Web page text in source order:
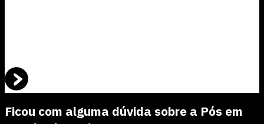
Ficou com alguma dúvida sobre a Pós em